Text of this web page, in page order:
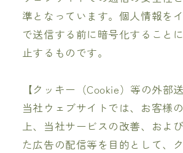
準となっています。個人情報を
で送信する前に暗号化すること
止するものです。
【クッキー（Cookie）等の外部
当社ウェブサイトでは、お客様
上、当社サービスの改善、およ
た広告の配信等を目的として、